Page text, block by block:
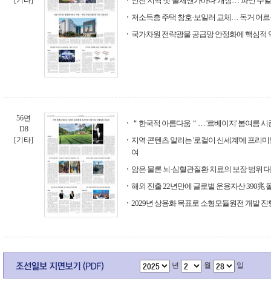
저소득층 주택 창호·보일러 교체… 독거 어
국가차원 전략광물 공급망 안정화에 핵심적
56면
D8
[기타]
＂한국적 아름다움＂… '르베이지' 봄여름 시
지역 콘텐츠 알리는 '로컬이 신세계'에 프리
여
암은 물론 뇌·심혈관질환 치료의 보장 범위
해외 진출 22년만에 글로벌 운용자산 390兆
2029년 상용화 목표로 소형모듈원전 개발 진
년 월 일